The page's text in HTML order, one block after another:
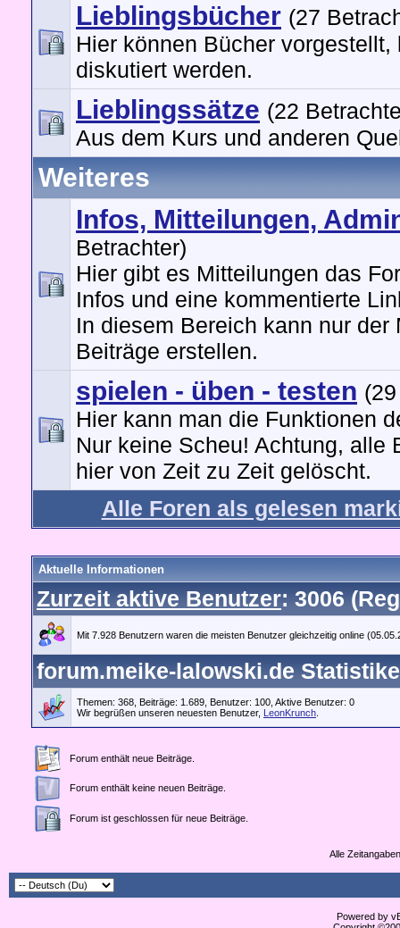
Lieblingsbücher (27
Hier können Bücher vorgestellt,
diskutiert werden.
Lieblingssätze (22
Aus dem Kurs und anderen
Weiteres
Infos, Mitteilungen,
Betrachter)
Hier gibt es Mitteilungen das
Infos und eine kommentierte
In diesem Bereich kann nur der
Beiträge erstellen.
spielen - üben - testen
Hier kann man die Funktionen
Nur keine Scheu! Achtung, alle
hier von Zeit zu Zeit gelöscht.
Alle Foren als gelesen
Aktuelle Informationen
Zurzeit aktive Benutzer: 3006
Mit 7.928 Benutzern waren die meisten Benutzer gleichzeitig online
forum.meike-lalowski.de
Themen: 368, Beiträge: 1.689, Benutzer: 100, Aktive Benutzer: 0
Wir begrüßen unseren neuesten Benutzer, LeonKrunch
Forum enthält neue Beiträge.
Forum enthält keine neuen Beiträge.
Forum ist geschlossen für neue Beiträge.
Alle
Powered by